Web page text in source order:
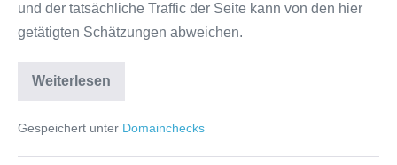
und der tatsächliche Traffic der Seite kann von den hier
getätigten Schätzungen abweichen.
Weiterlesen
Gespeichert unter Domainchecks